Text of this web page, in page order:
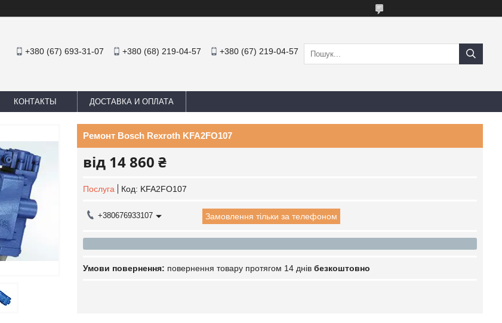
+380 (67) 693-31-07 +380 (68) 219-04-57 +380 (67) 219-04-57
КОНТАКТЫ ДОСТАВКА И ОПЛАТА
Ремонт Bosch Rexroth KFA2FO107
від 14 860 ₴
Послуга Код: KFA2FO107
+380676933107 Замовлення тільки за телефоном
повернення товару протягом 14 днів безкоштовно